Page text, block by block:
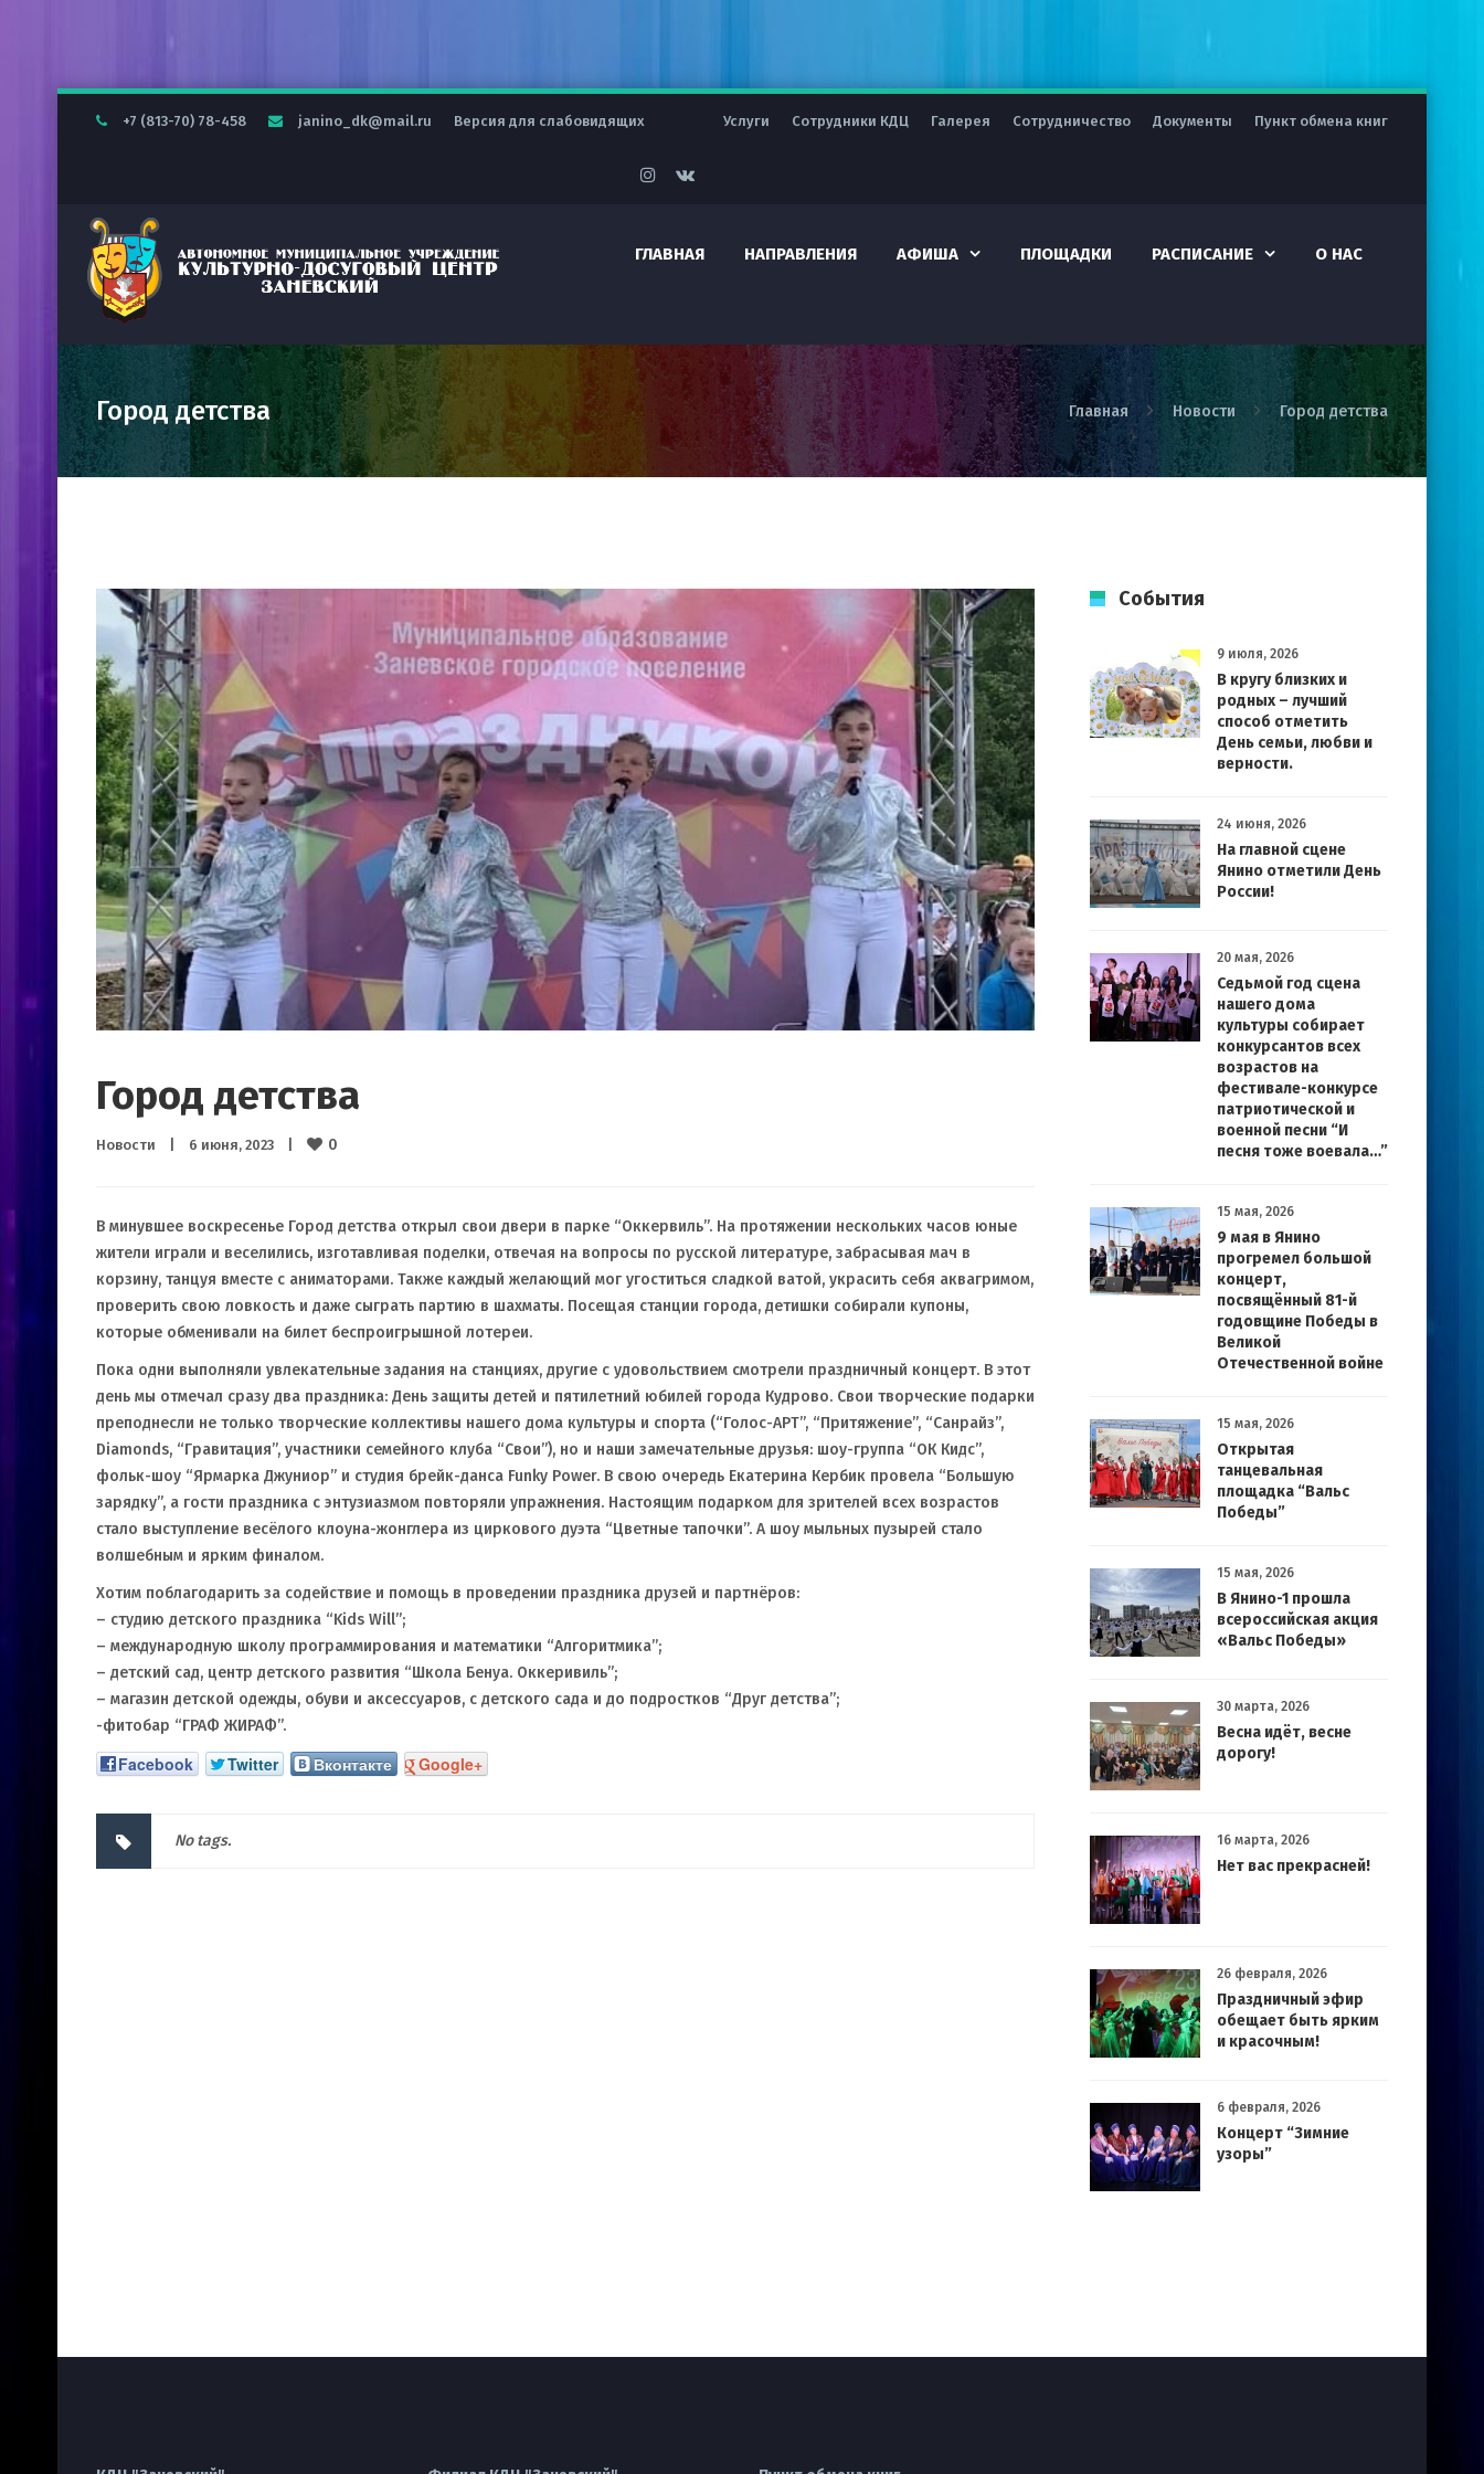
+7 (813-70) 78-458 janino_dk@mail.ru Версия для слабовидящих Услуги Сотрудники КДЦ Галерея Сотрудничество Документы Пункт обмена книг
ГЛАВНАЯ НАПРАВЛЕНИЯ АФИША ПЛОЩАДКИ РАСПИСАНИЕ О НАС
Город детства Главная Новости Город детства
Город детства
Новости 6 июня, 2023 0
В минувшее воскресенье Город детства открыл свои двери в парке “Оккервиль”. На протяжении нескольких часов юные
жители играли и веселились, изготавливая поделки, отвечая на вопросы по русской литературе, забрасывая мач в
корзину, танцуя вместе с аниматорами. Также каждый желающий мог угоститься сладкой ватой, украсить себя аквагримом,
проверить свою ловкость и даже сыграть партию в шахматы. Посещая станции города, детишки собирали купоны,
которые обменивали на билет беспроигрышной лотереи.
Пока одни выполняли увлекательные задания на станциях, другие с удовольствием смотрели праздничный концерт. В этот
день мы отмечал сразу два праздника: День защиты детей и пятилетний юбилей города Кудрово. Свои творческие подарки
преподнесли не только творческие коллективы нашего дома культуры и спорта (“Голос-АРТ”, “Притяжение”, “Санрайз”,
Diamonds, “Гравитация”, участники семейного клуба “Свои”), но и наши замечательные друзья: шоу-группа “ОК Кидс”,
фольк-шоу “Ярмарка Джуниор” и студия брейк-данса Funky Power. В свою очередь Екатерина Кербик провела “Большую
зарядку”, а гости праздника с энтузиазмом повторяли упражнения. Настоящим подарком для зрителей всех возрастов
стало выступление весёлого клоуна-жонглера из циркового дуэта “Цветные тапочки”. А шоу мыльных пузырей стало
волшебным и ярким финалом.
Хотим поблагодарить за содействие и помощь в проведении праздника друзей и партнёров:
– студию детского праздника “Kids Will”;
– международную школу программирования и математики “Алгоритмика”;
– детский сад, центр детского развития “Школа Бенуа. Оккеривиль”;
– магазин детской одежды, обуви и аксессуаров, с детского сада и до подростков “Друг детства”;
-фитобар “ГРАФ ЖИРАФ”.
Facebook Twitter Вконтакте Google+
No tags.
События
9 июля, 2026
В кругу близких и
родных – лучший
способ отметить
День семьи, любви и
верности.
24 июня, 2026
На главной сцене
Янино отметили День
России!
20 мая, 2026
Седьмой год сцена
нашего дома
культуры собирает
конкурсантов всех
возрастов на
фестивале-конкурсе
патриотической и
военной песни “И
песня тоже воевала…”
15 мая, 2026
9 мая в Янино
прогремел большой
концерт,
посвящённый 81-й
годовщине Победы в
Великой
Отечественной войне
15 мая, 2026
Открытая
танцевальная
площадка “Вальс
Победы”
15 мая, 2026
В Янино-1 прошла
всероссийская акция
«Вальс Победы»
30 марта, 2026
Весна идёт, весне
дорогу!
16 марта, 2026
Нет вас прекрасней!
26 февраля, 2026
Праздничный эфир
обещает быть ярким
и красочным!
6 февраля, 2026
Концерт “Зимние
узоры”